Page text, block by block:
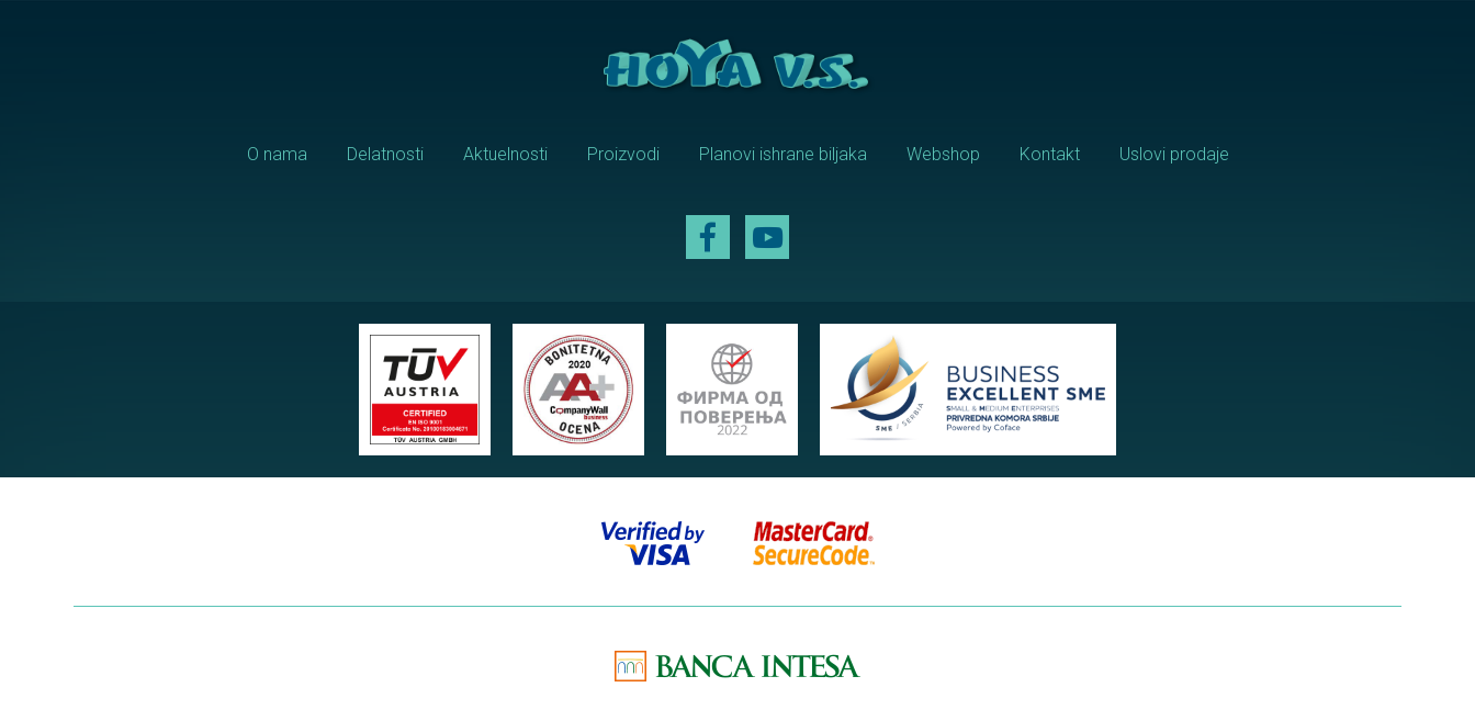
O nama Delatnosti Aktuelnosti Proizvodi Planovi ishrane biljaka Webshop Kontakt Uslovi prodaje